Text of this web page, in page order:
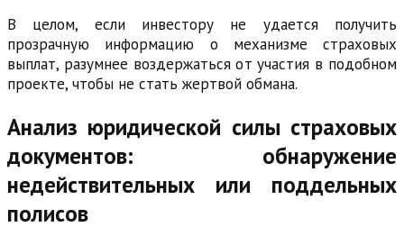
В целом, если инвестору не удается получить
прозрачную информацию о механизме страховых
выплат, разумнее воздержаться от участия в подобном
проекте, чтобы не стать жертвой обмана.
Анализ юридической силы страховых
документов: обнаружение
недействительных или поддельных
полисов